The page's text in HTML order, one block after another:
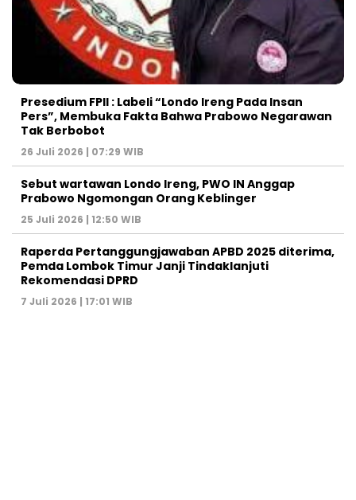
Presedium FPII : Labeli “Londo Ireng Pada Insan
Pers”, Membuka Fakta Bahwa Prabowo Negarawan
Tak Berbobot
26 Juli 2026 | 07:29 WIB
Sebut wartawan Londo Ireng, PWO IN Anggap
Prabowo Ngomongan Orang Keblinger
25 Juli 2026 | 12:50 WIB
Raperda Pertanggungjawaban APBD 2025 diterima,
Pemda Lombok Timur Janji Tindaklanjuti
Rekomendasi DPRD
7 Juli 2026 | 17:01 WIB